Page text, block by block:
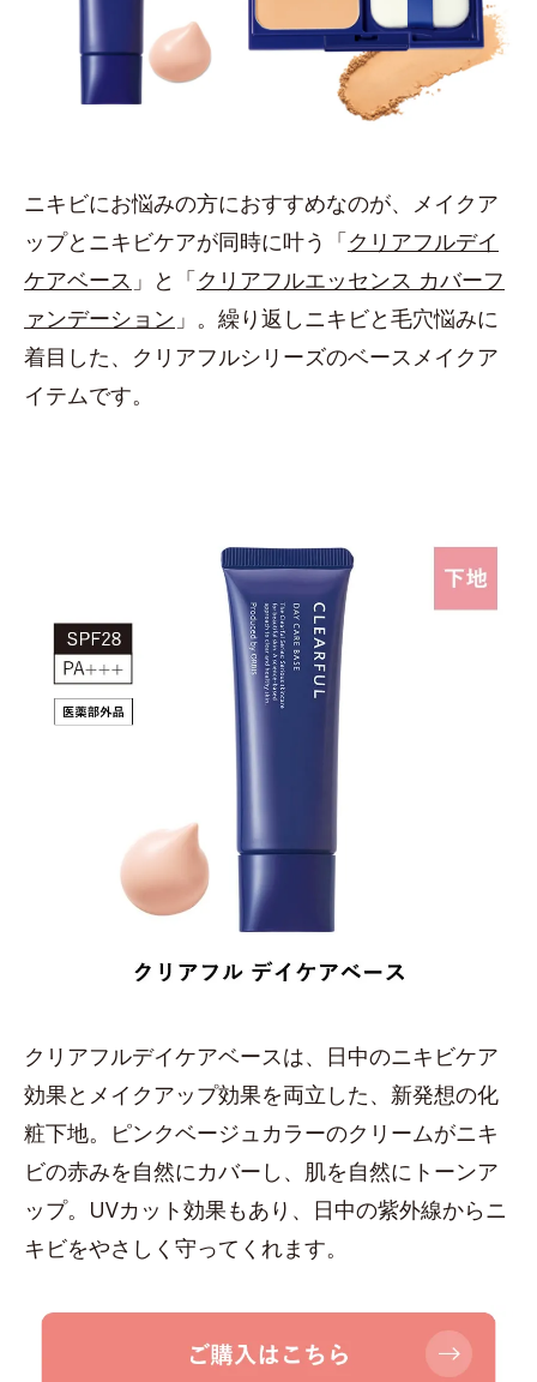
ニキビにお悩みの方におすすめなのが、メイクア
ップとニキビケアが同時に叶う「クリアフルデイ
ケアベース 」と「クリアフルエッセンス カバーフ
ァンデーション 」。繰り返しニキビと毛穴悩みに
着目した、クリアフルシリーズのベースメイクア
イテムです。
クリアフルデイケアベースは、日中のニキビケア
効果とメイクアップ効果を両立した、新発想の化
粧下地。ピンクベージュカラーのクリームがニキ
ビの赤みを自然にカバーし、肌を自然にトーンア
ップ。UVカット効果もあり、日中の紫外線からニ
キビをやさしく守ってくれます。